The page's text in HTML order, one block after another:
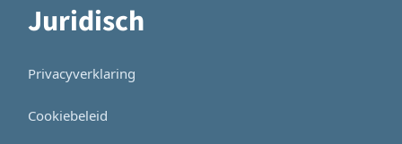
Juridisch
Privacyverklaring
Cookiebeleid